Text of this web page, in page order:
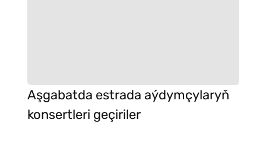
Aşgabatda estrada aýdymçylaryň
konsertleri geçiriler